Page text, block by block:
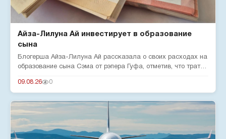
Айза-Лилуна Ай инвестирует в образование
сына
Блогерша Айза-Лилуна Ай рассказала о своих расходах на
образование сына Сэма от рэпера Гуфа, отметив, что тратит
09.08.26 0